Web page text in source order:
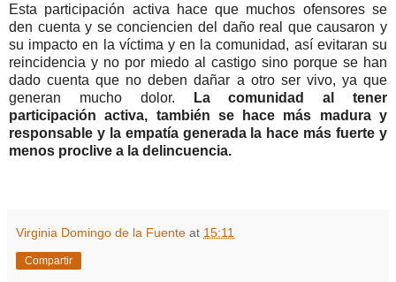
Esta participación activa hace que muchos ofensores se
den cuenta y se conciencien del daño real que causaron y
su impacto en la víctima y en la comunidad, así evitaran su
reincidencia y no por miedo al castigo sino porque se han
dado cuenta que no deben dañar a otro ser vivo, ya que
generan mucho dolor.
La comunidad al tener
participación activa, también se hace más madura y
responsable y la empatía generada la hace más fuerte y
menos proclive a la delincuencia.
Virginia Domingo de la Fuente at 15:11
Compartir